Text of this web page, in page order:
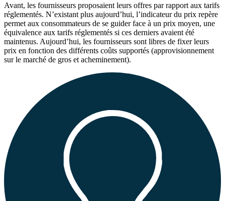
Avant, les fournisseurs proposaient leurs offres par rapport aux tarifs
réglementés. N’existant plus aujourd’hui, l’indicateur du prix repère
permet aux consommateurs de se guider face à un prix moyen, une
équivalence aux tarifs réglementés si ces derniers avaient été
maintenus. Aujourd’hui, les fournisseurs sont libres de fixer leurs
prix en fonction des différents coûts supportés (approvisionnement
sur le marché de gros et acheminement).